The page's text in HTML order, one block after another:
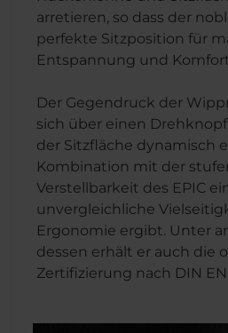
arretieren, so dass der
perfekte Sitzposition für
Entspannung und
Der Gegendruck der
sich über einen
der Sitzfläche dynamisch
Kombination mit der
Verstellbarkeit des EPIC
unvergleichliche
Ergonomie ergibt. Unter
dessen erhält er auch die
Zertifizierung nach DIN EN